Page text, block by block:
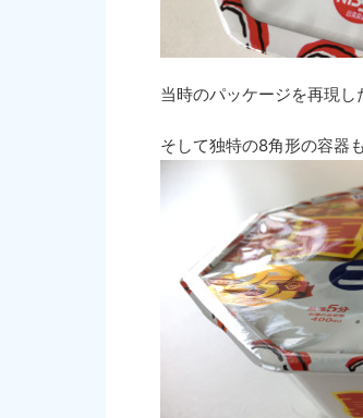
当時のパッケージを再現し
そして独特の8角形の容器